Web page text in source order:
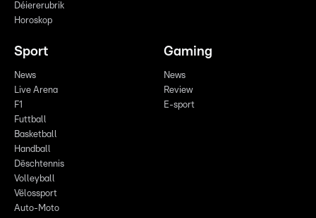
Déiererubrik
Horoskop
Sport
News
Live Arena
F1
Futtball
Basketball
Handball
Dëschtennis
Volleyball
Vëlossport
Auto-Moto
Gaming
News
Review
E-sport